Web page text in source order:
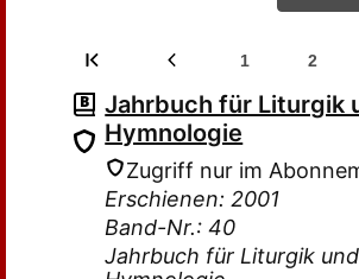
1 2
Jahrbuch für Liturgik
Hymnologie
Zugriff nur im
Erschienen: 2001
Band-Nr.: 40
Jahrbuch für Liturgik und